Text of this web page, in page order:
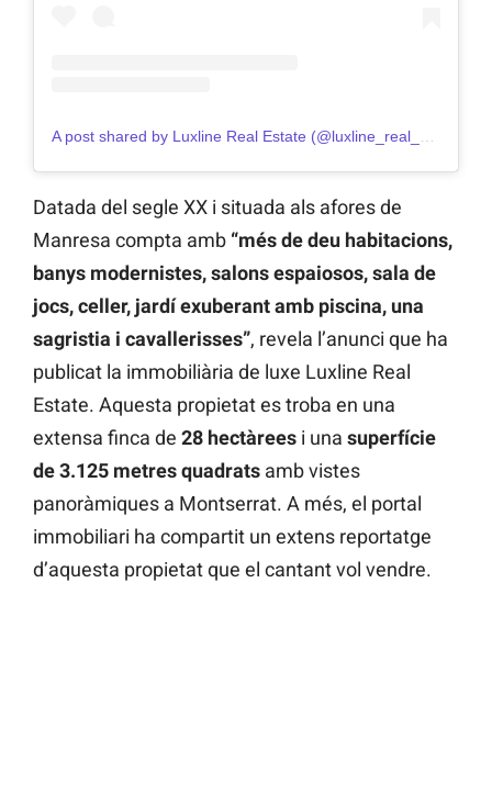
Datada del segle XX i situada als afores de
Manresa compta amb “més de deu habitacions,
banys modernistes, salons espaiosos, sala de
jocs, celler, jardí exuberant amb piscina, una
sagristia i cavallerisses”, revela l’anunci que ha
publicat la immobiliària de luxe Luxline Real
Estate. Aquesta propietat es troba en una
extensa finca de 28 hectàrees i una superfície
de 3.125 metres quadrats amb vistes
panoràmiques a Montserrat. A més, el portal
immobiliari ha compartit un extens reportatge
d’aquesta propietat que el cantant vol vendre.